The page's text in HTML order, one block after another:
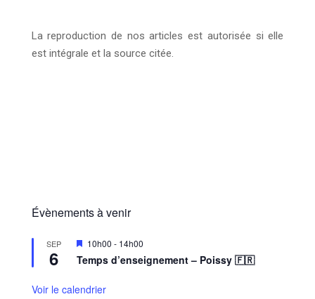
La reproduction de nos articles est autorisée si elle
est intégrale et la source citée.
Évènements à venir
SEP
6
M
s
n
10h00 - 14h00
Temps d’enseignement – Poissy 🇫🇷
Voir le calendrier